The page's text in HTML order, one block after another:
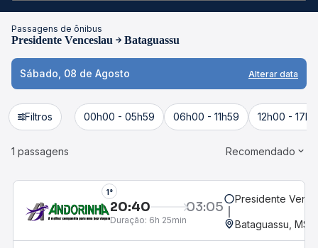
Passagens de ônibus
Presidente Venceslau Bataguassu
Sábado, 08 de Agosto Alterar data
Filtros 00h00 - 05h59 06h00 - 11h59 12h00 -
1 passagens Recomendado
1°
20:40 03:05
Duração: 6h 25min
Presidente
Bataguassu, MS